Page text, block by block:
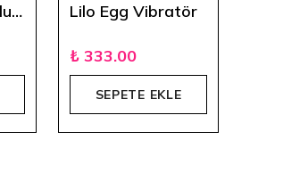
Tavşan Kuyruklu Ponpon Metal Plug Lilo Egg Vibratör
₺ 333.00
SEPETE EKLE